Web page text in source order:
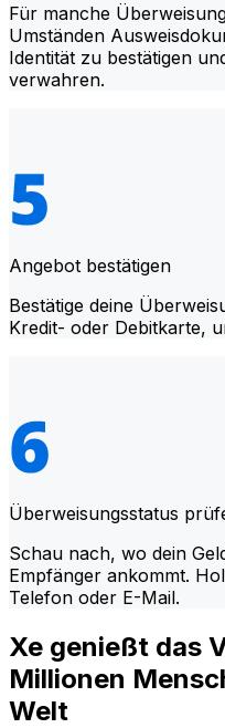
Für manche
Umständen
Identität zu bestätigen
verwahren.
Angebot bestätigen
Bestätige deine
Kredit- oder Debitkarte,
Überweisungsstatus
Schau nach, wo dein
Empfänger ankommt.
Telefon oder E-Mail.
Xe genießt das
Millionen
Welt